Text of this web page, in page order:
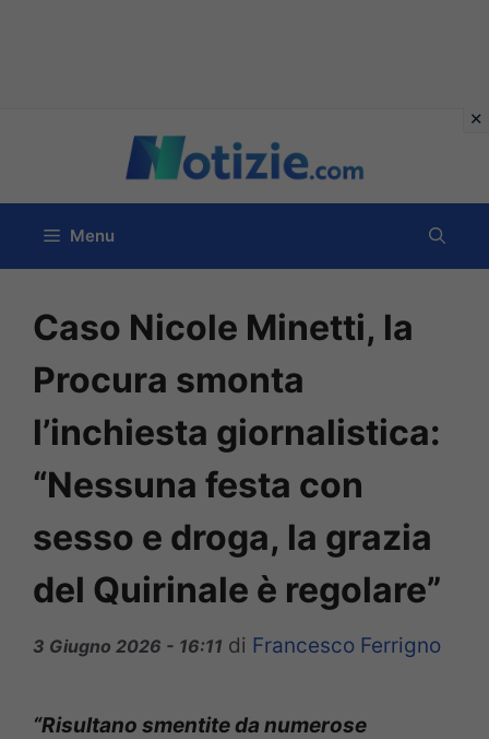
contenuto
Menu
Caso Nicole Minetti, la
Procura smonta
l’inchiesta giornalistica:
“Nessuna festa con
sesso e droga, la grazia
del Quirinale è regolare”
3 Giugno 2026 - 16:11 di Francesco Ferrigno
“Risultano smentite da numerose